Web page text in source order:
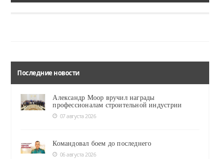
Последние новости
Александр Моор вручил награды
профессионалам строительной индустрии
07 августа 2026
Командовал боем до последнего
06 августа 2026